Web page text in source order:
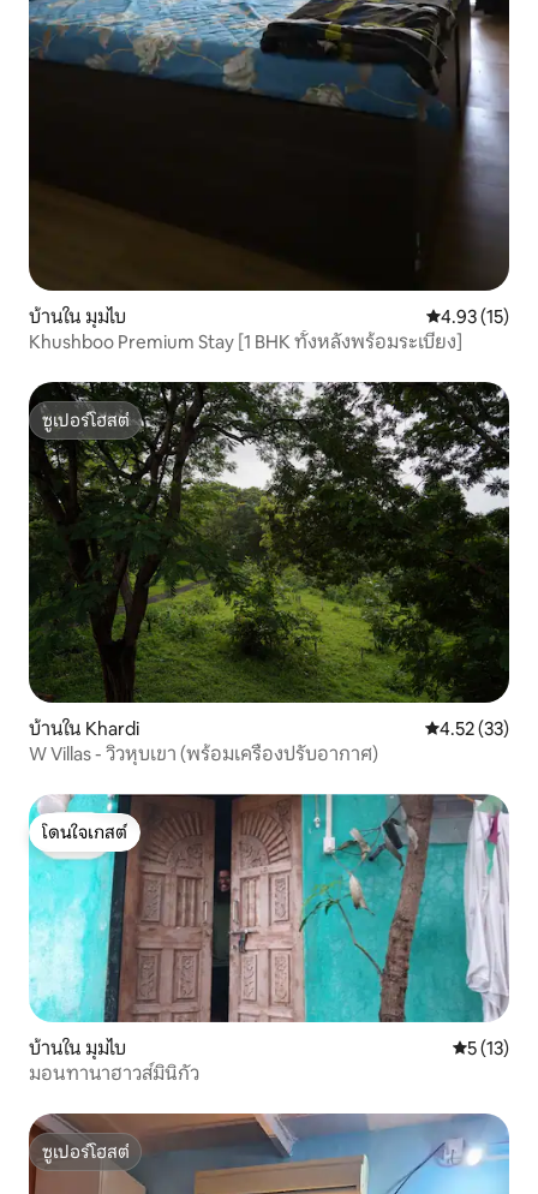
บ้านใน มุมไบ คะแนนเฉลี่ย
4.93 (15)
Khushboo Premium Stay [1 BHK ทั้งหลังพร้อมระเบียง]
ซูเปอร์โฮสต์
ซูเปอร์โฮสต์
บ้านใน Khardi คะแนนเฉลี่ย
4.52 (33)
W Villas - วิวหุบเขา (พร้อมเครื่องปรับอากาศ)
โดนใจเกสต์
โดนใจเกสต์
บ้านใน มุมไบ คะแนนเฉลี่
5 (13)
มอนทานาฮาวส์มินิกัว
ซูเปอร์โฮสต์
ซูเปอร์โฮสต์